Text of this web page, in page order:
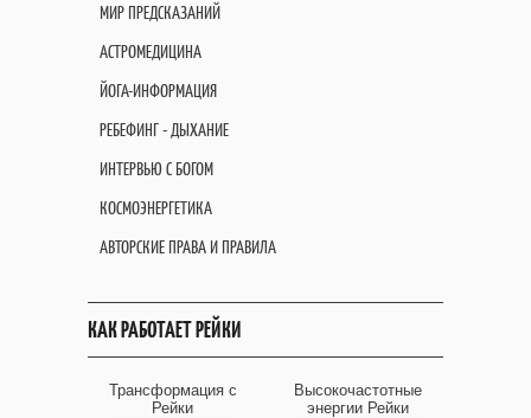
МИР ПРЕДСКАЗАНИЙ
АСТРОМЕДИЦИНА
ЙОГА-ИНФОРМАЦИЯ
РЕБЕФИНГ - ДЫХАНИЕ
ИНТЕРВЬЮ С БОГОМ
КОСМОЭНЕРГЕТИКА
АВТОРСКИЕ ПРАВА И ПРАВИЛА
КАК РАБОТАЕТ РЕЙКИ
Трансформация с
Рейки
Высокочастотные
энергии Рейки